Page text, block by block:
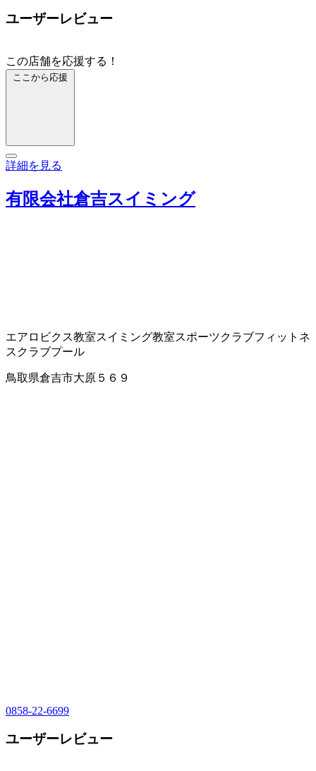
ユーザーレビュー
この店舗を応援する！
ここから応援
詳細を見る
有限会社倉吉スイミング
エアロビクス教室スイミング教室スポーツクラブフィットネ
スクラブプール
鳥取県倉吉市大原５６９
0858-22-6699
ユーザーレビュー